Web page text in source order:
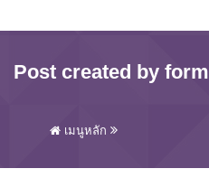
Post created by form
เมนูหลัก